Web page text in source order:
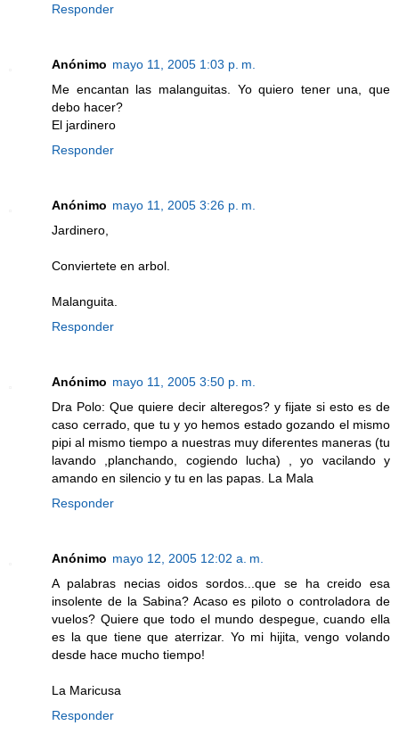
Responder
Anónimo mayo 11, 2005 1:03 p. m.
Me encantan las malanguitas. Yo quiero tener una, que
debo hacer?
El jardinero
Responder
Anónimo mayo 11, 2005 3:26 p. m.
Jardinero,
Conviertete en arbol.
Malanguita.
Responder
Anónimo mayo 11, 2005 3:50 p. m.
Dra Polo: Que quiere decir alteregos? y fijate si esto es de
caso cerrado, que tu y yo hemos estado gozando el mismo
pipi al mismo tiempo a nuestras muy diferentes maneras (tu
lavando ,planchando, cogiendo lucha) , yo vacilando y
amando en silencio y tu en las papas. La Mala
Responder
Anónimo mayo 12, 2005 12:02 a. m.
A palabras necias oidos sordos...que se ha creido esa
insolente de la Sabina? Acaso es piloto o controladora de
vuelos? Quiere que todo el mundo despegue, cuando ella
es la que tiene que aterrizar. Yo mi hijita, vengo volando
desde hace mucho tiempo!
La Maricusa
Responder